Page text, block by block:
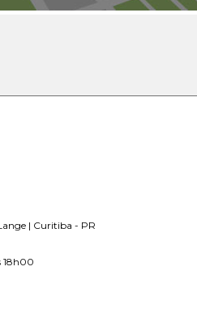
| Curitiba - PR
18h00